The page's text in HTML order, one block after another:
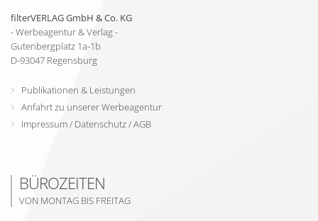
filterVERLAG GmbH & Co. KG
- Werbeagentur & Verlag -
Gutenbergplatz 1a-1b
D-93047 Regensburg
Publikationen & Leistungen
Anfahrt zu unserer Werbeagentur
Impressum/ Datenschutz/AGB
BÜROZEITEN
VON MONTAG BIS FREITAG